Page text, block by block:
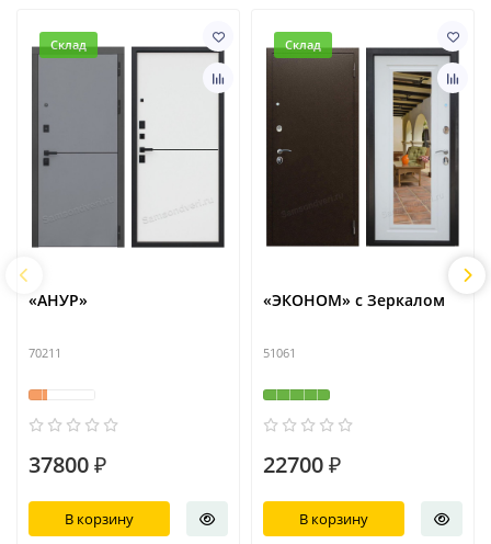
Склад
«АНУР»
70211
37800 ₽
В корзину
Склад
«ЭКОНОМ» с Зеркалом
51061
22700 ₽
В корзину